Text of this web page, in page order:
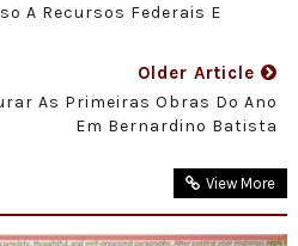
A Recursos Federais E
Older Article
As Primeiras Obras Do Ano
Em Bernardino Batista
View More